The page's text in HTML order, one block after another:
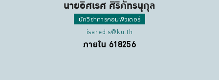
นายอิศเรศ ศิริภัทรนุกุล
นักวิชาการคอมพิวเตอร์
isared.s@ku.th
ภายใน 618256